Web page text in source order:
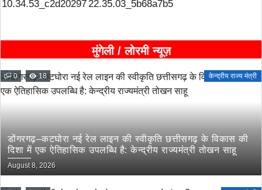
मुंगेली / लोरमी न्यूज़
0 18 केन्द्रीय राज्य मंत्री
डोंगरगढ़–कटघोरा नई रेल लाइन की स्वीकृति छत्तीसगढ़ के विकास की
दिशा में एक ऐतिहासिक उपलब्धि है: केन्द्रीय राज्यमंत्री तोखन साहू
August 8, 2026